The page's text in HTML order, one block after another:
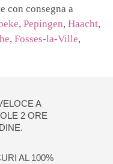
con consegna a
, Pepingen, Haacht,
, Fosses-la-Ville,
A
2 ORE
AL 100%